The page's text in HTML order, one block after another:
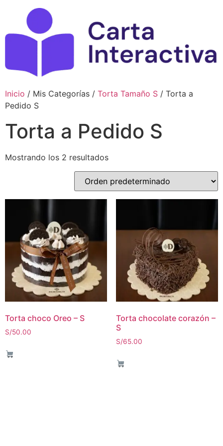
contenido
Inicio / Mis Categorías / Torta Tamaño S / Torta a
Pedido S
Torta a Pedido S
Mostrando los 2 resultados
Torta choco Oreo – S
S/50.00
Torta chocolate corazón –
S
S/65.00